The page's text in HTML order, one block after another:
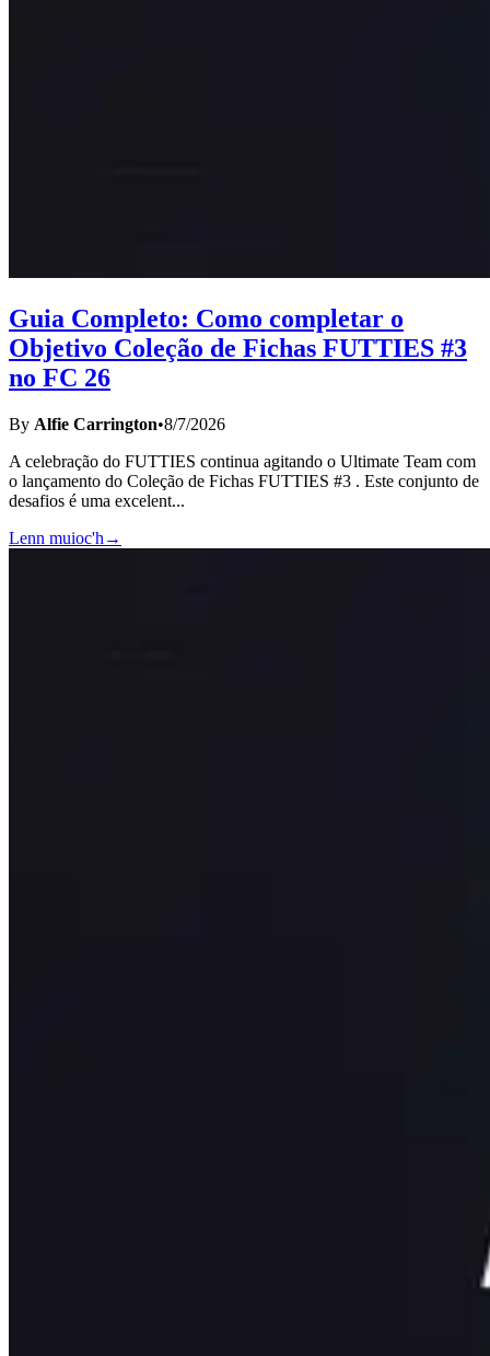
Guia Completo: Como completar o
Objetivo Coleção de Fichas FUTTIES #3
no FC 26
By Alfie Carrington•8/7/2026
A celebração do FUTTIES continua agitando o Ultimate Team com
o lançamento do Coleção de Fichas FUTTIES #3 . Este conjunto de
desafios é uma excelent...
Lenn muioc'h →